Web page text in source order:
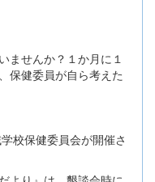
ませんか？１か月に１
保健委員が自ら考えた
校保健委員会が開催さ